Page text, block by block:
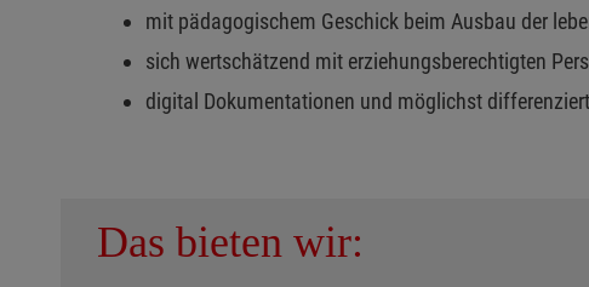
mit pädagogischem Geschick beim Ausbau der
sich wertschätzend mit erziehungsberechtigten
digital Dokumentationen und möglichst
Das bieten wir: